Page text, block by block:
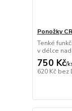
Ponožky
Tenké
v délce nad
750 Kč/
620 Kč bez